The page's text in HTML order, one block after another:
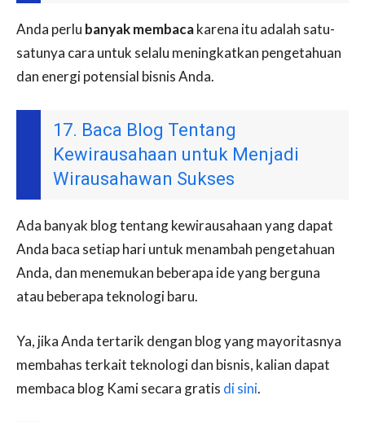
Anda perlu banyak membacakarena itu adalah satu-
satunya cara untuk selalu meningkatkan pengetahuan
dan energi potensial bisnis Anda.
17. Baca Blog Tentang
Kewirausahaan untuk Menjadi
Wirausahawan Sukses
Ada banyak blog tentang kewirausahaan yang dapat
Anda baca setiap hari untuk menambah pengetahuan
Anda, dan menemukan beberapa ide yang berguna
atau beberapa teknologi baru.
Ya, jika Anda tertarik dengan blog yang mayoritasnya
membahas terkait teknologi dan bisnis, kalian dapat
membaca blog Kami secara gratis di sini.